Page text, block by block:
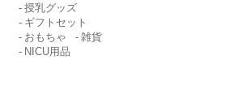
授乳グッズ
ギフトセット
おもちゃ
雑貨
NICU用品